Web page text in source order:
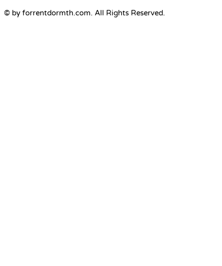
© by forrentdormth.com. All Rights Reserved.